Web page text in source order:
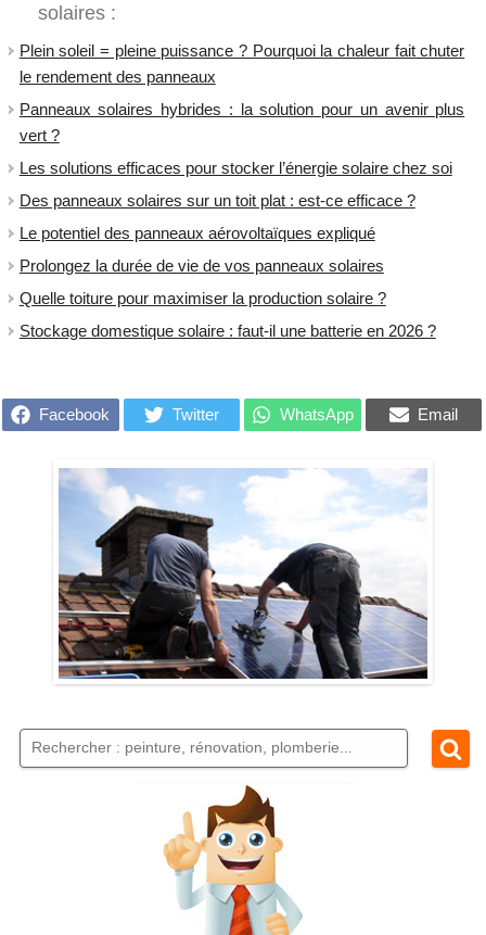
solaires :
Plein soleil = pleine puissance ? Pourquoi la chaleur fait chuter
le rendement des panneaux
Panneaux solaires hybrides : la solution pour un avenir plus
vert ?
Les solutions efficaces pour stocker l’énergie solaire chez soi
Des panneaux solaires sur un toit plat : est-ce efficace ?
Le potentiel des panneaux aérovoltaïques expliqué
Prolongez la durée de vie de vos panneaux solaires
Quelle toiture pour maximiser la production solaire ?
Stockage domestique solaire : faut-il une batterie en 2026 ?
Facebook Twitter WhatsApp Email